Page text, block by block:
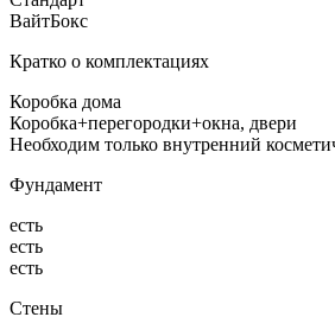
ВайтБокс
Кратко о комплектациях
Коробка дома
Коробка+перегородки+окна, двери
Необходим только внутренний
Фундамент
есть
есть
есть
Стены